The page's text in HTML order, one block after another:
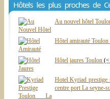
Hôtels les plus proches de
Au nouvel hôtel
Hôtel amirauté Toulon
Hôtel jaures Toulon
Hotel Kyriad prestige
centre port La seyne-